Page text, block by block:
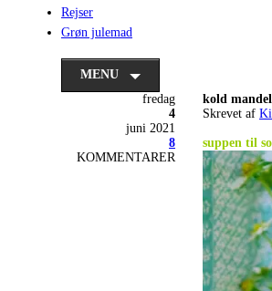
Rejser
Grøn julemad
MENU
fredag
4
juni 2021
8
KOMMENTARER
kold
Skrevet af
suppen til